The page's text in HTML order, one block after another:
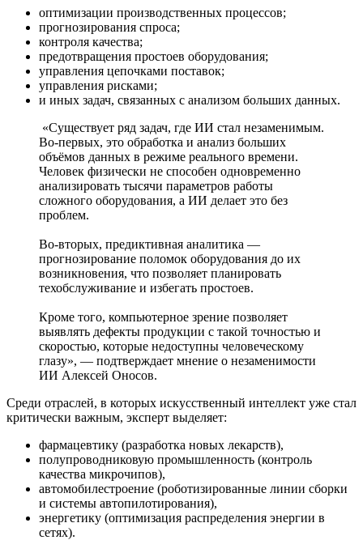
оптимизации производственных процессов;
прогнозирования спроса;
контроля качества;
предотвращения простоев оборудования;
управления цепочками поставок;
управления рисками;
и иных задач, связанных с анализом больших данных.
«Существует ряд задач, где ИИ стал незаменимым.
Во-первых, это обработка и анализ больших
объёмов данных в режиме реального времени.
Человек физически не способен одновременно
анализировать тысячи параметров работы
сложного оборудования, а ИИ делает это без
проблем.
Во-вторых, предиктивная аналитика —
прогнозирование поломок оборудования до их
возникновения, что позволяет планировать
техобслуживание и избегать простоев.
Кроме того, компьютерное зрение позволяет
выявлять дефекты продукции с такой точностью и
скоростью, которые недоступны человеческому
глазу», — подтверждает мнение о незаменимости
ИИ Алексей Оносов.
Среди отраслей, в которых искусственный интеллект уже стал
критически важным, эксперт выделяет:
фармацевтику (разработка новых лекарств),
полупроводниковую промышленность (контроль
качества микрочипов),
автомобилестроение (роботизированные линии сборки
и системы автопилотирования),
энергетику (оптимизация распределения энергии в
сетях).